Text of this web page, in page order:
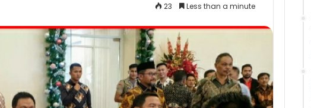
23 Less than a minute